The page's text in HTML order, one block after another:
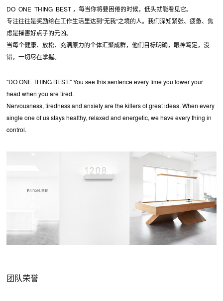
DO ONE THING BEST ，每当你将要困倦的时候，低头就能看见它。
专注往往是奖励给在工作生活里达到“无我“之境的人。我们深知紧张、疲惫、焦
虑是摧害好点子的元凶。
当每个健康、放松、充满原力的个体汇聚成群，他们目标明确，眼神笃定，没
错，一切尽在掌握。
"DO ONE THING BEST." You see this sentence every time you lower your
head when you are tired.
Nervousness, tiredness and anxiety are the killers of great ideas. When every
single one of us stays healthy, relaxed and energetic, we have every thing in
control.
团队荣誉